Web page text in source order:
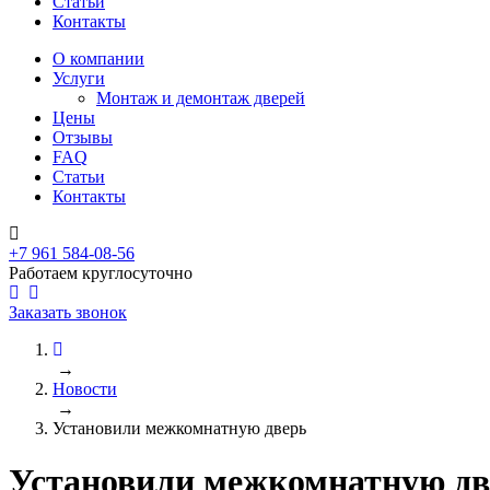
Контакты
О компании
Услуги
Монтаж и демонтаж дверей
Цены
Отзывы
FAQ
Статьи
Контакты
+7 961 584-08-56
Работаем круглосуточно
Заказать звонок
→
Новости
→
Установили межкомнатную дверь
Установили межкомнатную